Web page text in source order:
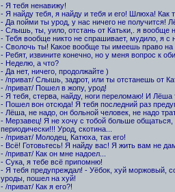
- Я тебя ненавижу!
- Я найду тебя, я найду и тебя и его! Шлюха! Как
- Да пойми ты урод, у нас ничего не получится!
- Слышь, ты, уило, отстань от Катьки,. я вообще
- Тебя вообще никто не спрашивает, мудило, я с
- Сволочь ты! Какое вообще ты имеешь право на
- Ребят, извините конечно, но у меня вопрос к
- Неделю, а что?
- Да нет, ничего, продолжайте )
- /приват/ Слышь, задрот, или ты отстанешь от
- /приват/ Пошел в жопу, урод!
- Я тебя, стерва, найду, ноги переломаю! И Лёша
- Пошел вон отсюда! Я тебя последний раз
- Лёша, не надо, он больной человек, не надо
- Мерзавец! Я не хочу с тобой больше
периодически!!! Урод, скотина...
- /приват/ Молодец, Катюха, так его!
- Всё! Готовьтесь! Я найду вас! Я жить вам не
- /приват/ Как он мне надоел...
- Сука, я тебе всё припомню!
- Я тебя предупреждал! - Уёбок, хуй моржовый,
уроды, пошел на хуй!
- /приват/ Как я его?!